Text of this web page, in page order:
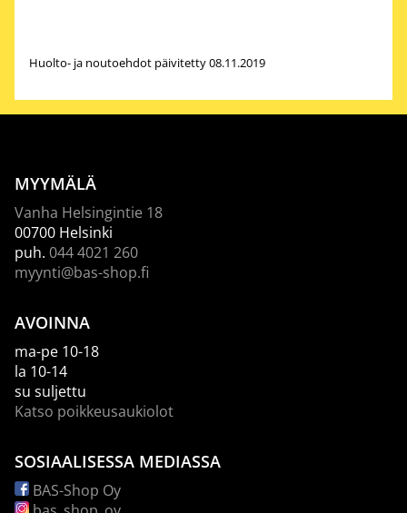
Huolto- ja noutoehdot päivitetty 08.11.2019
MYYMÄLÄ
Vanha Helsingintie 18
00700 Helsinki
puh. 044 4021 260
myynti@bas-shop.fi
AVOINNA
ma-pe 10-18
la 10-14
su suljettu
Katso poikkeusaukiolot
SOSIAALISESSA MEDIASSA
BAS-Shop Oy